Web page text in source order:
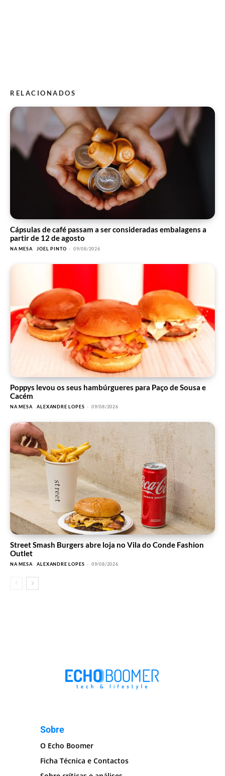
RELACIONADOS
Cápsulas de café passam a ser consideradas embalagens a
partir de 12 de agosto
NA MESA JOEL PINTO - 09/08/2026
Poppys levou os seus hambúrgueres para Paço de Sousa e
Cacém
NA MESA ALEXANDRE LOPES - 09/08/2026
Street Smash Burgers abre loja no Vila do Conde Fashion
Outlet
NA MESA ALEXANDRE LOPES - 09/08/2026
Sobre
O Echo Boomer
Ficha Técnica e Contactos